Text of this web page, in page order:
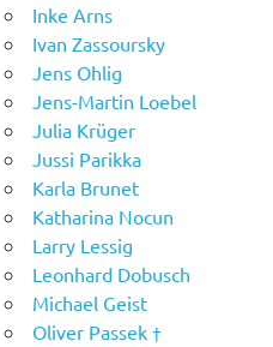
Inke Arns
Ivan Zassoursky
Jens Ohlig
Jens-Martin Loebel
Julia Krüger
Jussi Parikka
Karla Brunet
Katharina Nocun
Larry Lessig
Leonhard Dobusch
Michael Geist
Oliver Passek †